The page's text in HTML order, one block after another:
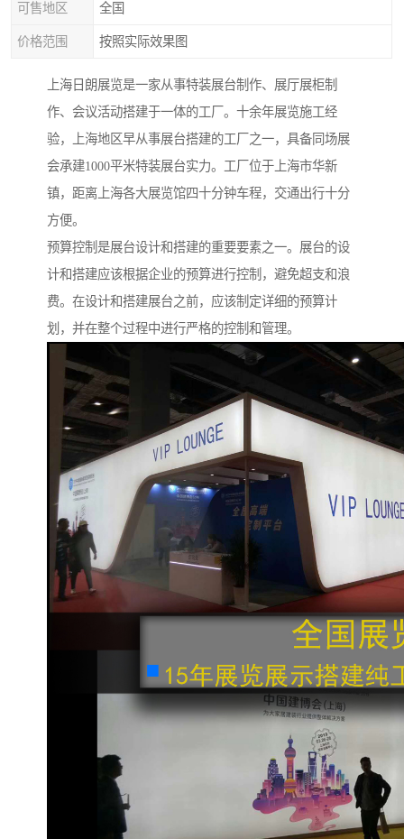
可售地区 全国
价格范围 按照实际效果图
上海日朗展览是一家从事特装展台制作、展厅展柜制
作、会议活动搭建于一体的工厂。十余年展览施工经
验，上海地区早从事展台搭建的工厂之一，具备同场展
会承建1000平米特装展台实力。工厂位于上海市华新
镇，距离上海各大展览馆四十分钟车程，交通出行十分
方便。
预算控制是展台设计和搭建的重要要素之一。展台的设
计和搭建应该根据企业的预算进行控制，避免超支和浪
费。在设计和搭建展台之前，应该制定详细的预算计
划，并在整个过程中进行严格的控制和管理。